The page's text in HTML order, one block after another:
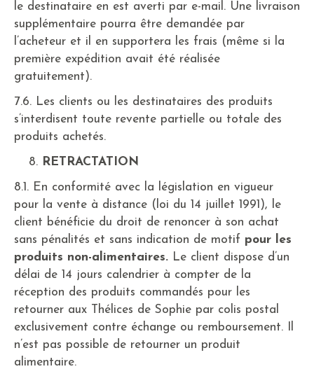
le destinataire en est averti par e-mail. Une livraison
supplémentaire pourra être demandée par
l’acheteur et il en supportera les frais (même si la
première expédition avait été réalisée
gratuitement).
7.6. Les clients ou les destinataires des produits
s’interdisent toute revente partielle ou totale des
produits achetés.
RETRACTATION
8.1. En conformité avec la législation en vigueur
pour la vente à distance (loi du 14 juillet 1991), le
client bénéficie du droit de renoncer à son achat
sans pénalités et sans indication de motif pour les
produits non-alimentaires. Le client dispose d’un
délai de 14 jours calendrier à compter de la
réception des produits commandés pour les
retourner aux Thélices de Sophie par colis postal
exclusivement contre échange ou remboursement. Il
n’est pas possible de retourner un produit
alimentaire.